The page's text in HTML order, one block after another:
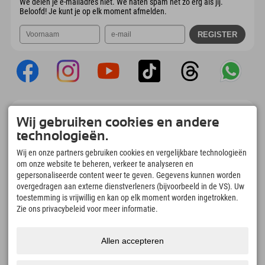
We delen je e-mailadres niet. We haten spam net zo erg als jij.
Beloofd! Je kunt je op elk moment afmelden.
Upload je #ExplorerMoments, Mijn Explorer
To Go met een boekingsoverzicht, bucketlist,
restaurantoverzicht en nog veel meer.
Download nu!
Tijd voor ontdekkingsmomenten
166
Bergmeren en
4.634km
97
Wij gebruiken cookies en andere
technologieën.
Wij en onze partners gebruiken cookies en vergelijkbare technologieën
om onze website te beheren, verkeer te analyseren en
gepersonaliseerde content weer te geven. Gegevens kunnen worden
overgedragen aan externe dienstverleners (bijvoorbeeld in de VS). Uw
toestemming is vrijwillig en kan op elk moment worden ingetrokken.
Zie ons privacybeleid voor meer informatie.
Allen accepteren